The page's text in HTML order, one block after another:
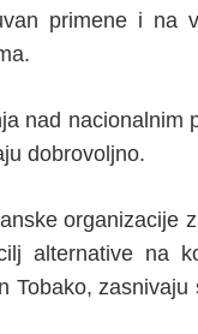
primene i na
nad
dobrovoljno.
organizacije
alternative na
Tobako,